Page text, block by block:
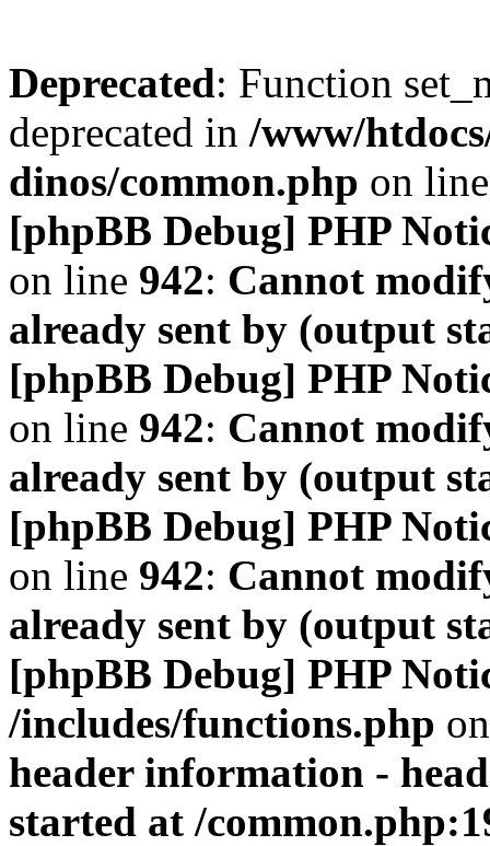
Deprecated: Function
deprecated in /www/
dinos/common.php on
[phpBB Debug] PHP
on line 942: Cannot
already sent by (output
[phpBB Debug] PHP
on line 942: Cannot
already sent by (output
[phpBB Debug] PHP
on line 942: Cannot
already sent by (output
[phpBB Debug] PHP
/includes/functions.php
header information -
started at /